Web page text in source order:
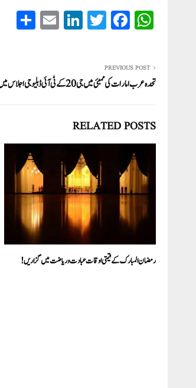
W
ha
A
pp
Fa
ce
ok
T
wi
r
Li
nk
In
E
m
PREVIOUS POST
تحدہ عرب امارات کی ممبئی میں جی 20کے ٹی آئی ڈبلیو جی اجلاس میں شرکت
RELATED POSTS
رمضان المبارک کے قیمتی اوقات عبادت و ریاضت میں گزاریں!